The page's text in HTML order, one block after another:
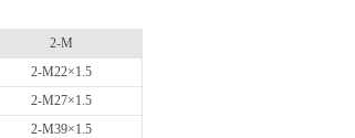
2-M
2-M22×1.5
2-M27×1.5
2-M39×1.5